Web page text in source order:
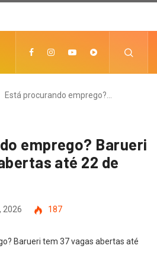
Está procurando emprego?…
emprego? Barueri
até 22 de
2026 187